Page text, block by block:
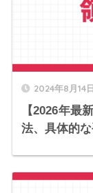
2024年8月14日
【2026年最
法、具体的